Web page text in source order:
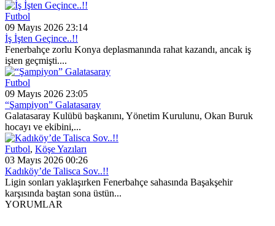
Futbol
09 Mayıs 2026 23:14
İş İşten Geçince..!!
Fenerbahçe zorlu Konya deplasmanında rahat kazandı, ancak iş
işten geçmişti....
Futbol
09 Mayıs 2026 23:05
“Şampiyon” Galatasaray
Galatasaray Kulübü başkanını, Yönetim Kurulunu, Okan Buruk
hocayı ve ekibini,...
Futbol, Köşe Yazıları
03 Mayıs 2026 00:26
Kadıköy’de Talisca Sov..!!
Ligin sonları yaklaşırken Fenerbahçe sahasında Başakşehir
karşısında baştan sona üstün...
YORUMLAR